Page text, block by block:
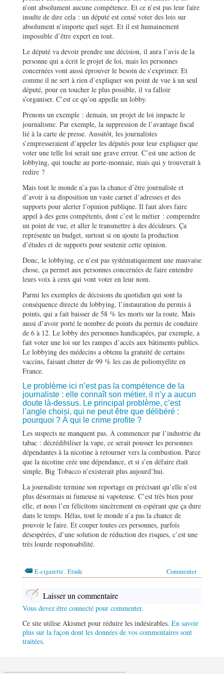
n’ont absolument aucune compétence. Et ce n’est pas leur faire
insulte de dire cela : un député est censé voter des lois sur
absolument n’importe quel sujet. Et il est humainement
impossible d’être expert en tout.
Le député va devoir prendre une décision, il aura l’avis de la
personne qui a écrit le projet de loi, mais les personnes
concernées vont aussi éprouver le besoin de s’exprimer. Et
comme il ne sert à rien d’expliquer son point de vue à un seul
député, pour en toucher le plus possible, il va falloir
s’organiser. C’est ce qu’on appelle un lobby.
Prenons un exemple : demain, un projet de loi impacte le
journalisme. Par exemple, la suppression de l’avantage fiscal
lié à la carte de presse. Aussitôt, les journalistes
s’empresseraient d’appeler les députés pour leur expliquer que
voter une telle loi serait une grave erreur. C’est une action de
lobbying, qui touche au porte-monnaie, mais qui y trouverait à
redire ?
Mais tout le monde n’a pas la chance d’être journaliste et
d’avoir à sa disposition un vaste carnet d’adresses et des
supports pour alerter l’opinion publique. Il faut alors faire
appel à des gens compétents, dont c’est le métier : comprendre
un point de vue, et aller le transmettre à des décideurs. Ça
représente un budget, surtout si on ajoute la production
d’études et de supports pour soutenir cette opinion.
Donc, le lobbying, ce n’est pas systématiquement une mauvaise
chose, ça permet aux personnes concernées de faire entendre
leurs voix à ceux qui vont voter en leur nom.
Parmi les exemples de décisions du quotidien qui sont la
conséquence directe du lobbying, l’instauration du permis à
points, qui a fait baisser de 58 % les morts sur la route. Mais
aussi d’avoir porté le nombre de points du permis de conduire
de 6 à 12. Le lobby des personnes handicapées, par exemple, a
fait voter une loi sur les rampes d’accès aux bâtiments publics.
Le lobbying des médecins a obtenu la gratuité de certains
vaccins, faisant chuter de 99 % les cas de poliomyélite en
France.
Le problème ici n’est pas la compétence de la
journaliste : elle connaît son métier, il n’y a aucun
doute là-dessus. Le principal problème, c’est
l’angle choisi, qui ne peut être que délibéré :
pourquoi ? À qui le crime profite ?
Les suspects ne manquent pas. À commencer par l’industrie du
tabac : décrédibiliser la vape, ce serait pousser les personnes
dépendantes à la nicotine à retourner vers la combustion. Parce
que la nicotine crée une dépendance, et si s’en défaire était
simple, Big Tobacco n’existerait plus aujourd’hui.
La journaliste termine son reportage en précisant qu’elle n’est
plus désormais ni fumeuse ni vapoteuse. C’est très bien pour
elle, et nous l’en félicitons sincèrement en espérant que ça dure
dans le temps. Hélas, tout le monde n’a pas la chance de
pouvoir le faire. Et couper toutes ces personnes, parfois
désespérées, d’une solution de réduction des risques, c’est une
très lourde responsabilité.
Commenter
E-cigarette, Etude
Laisser un commentaire
Vous devez être connecté pour commenter.
Ce site utilise Akismet pour réduire les indésirables. En savoir
plus sur la façon dont les données de vos commentaires sont
traitées.